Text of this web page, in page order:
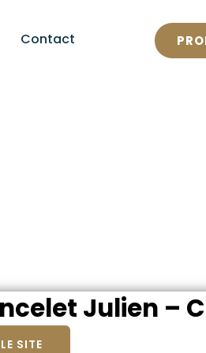
Contact
Julien –
SITE